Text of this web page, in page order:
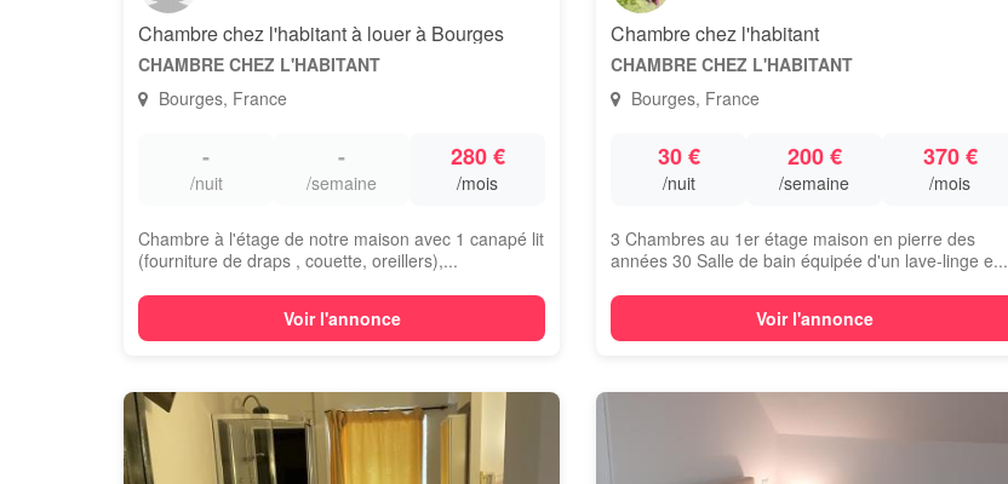
Chambre chez l'habitant à louer à Bourges
CHAMBRE CHEZ L'HABITANT
Bourges, France
-
/nuit
-
/semaine
280 €
/mois
Chambre à l'étage de notre maison avec 1 canapé lit
(fourniture de draps , couette, oreillers),...
Voir l'annonce
Chambre chez l'habitant
CHAMBRE CHEZ L'HABITANT
Bourges, France
30 €
/nuit
200 €
/semaine
370 €
/mois
3 Chambres au 1er étage maison en pierre des
années 30 Salle de bain équipée d'un lave-linge e...
Voir l'annonce